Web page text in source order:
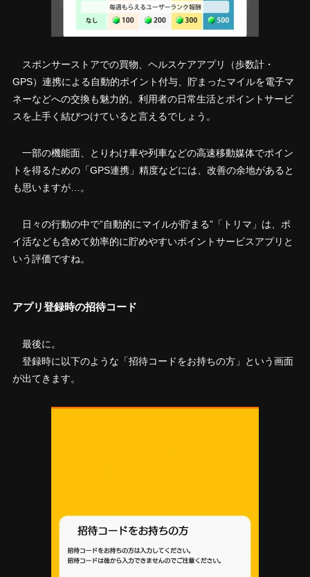
スポンサーストアでの買物、ヘルスケアアプリ（歩数計・
GPS）連携による自動的ポイント付与、貯まったマイルを電子マ
ネーなどへの交換も魅力的。利用者の日常生活とポイントサービ
スを上手く結びつけていると言えるでしょう。
一部の機能面、とりわけ車や列車などの高速移動媒体でポイン
トを得るための「GPS連携」精度などには、改善の余地があると
も思いますが…。
日々の行動の中で”自動的にマイルが貯まる”「トリマ」は、ポ
イ活なども含めて効率的に貯めやすいポイントサービスアプリと
いう評価ですね。
アプリ登録時の招待コード
最後に。
登録時に以下のような「招待コードをお持ちの方」という画面
が出てきます。